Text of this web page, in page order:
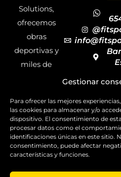
Gestionar
Para ofrecer las mejores
las cookies para almacenar y/o
dispositivo. El consentimiento de
procesar datos como el
identificaciones únicas en este sitio.
consentimiento, puede afectar
características y funciones.
Solutions,
ofrecemos
obras
deportivas y
miles de
deportivos
para todas las
disciplinas,
garantizando
la calidad y el
de